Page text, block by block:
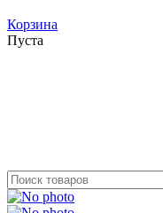
Корзина
Пуста